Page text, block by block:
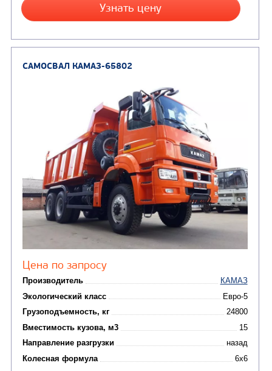
Цена по запросу
Производитель
Экологический класс
Вместимость кузова, м3
Направление разгрузки
Колесная формула
Узнать цену
САМОСВАЛ КАМАЗ-6580